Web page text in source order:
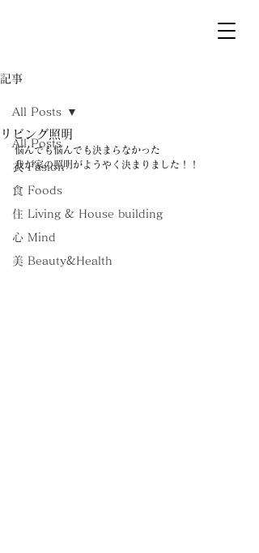
記事
All Posts
衣 Fasion
食 Foods
住 Living & House building
心 Mind
美 Beauty&Health
All Posts
リビング照明
悩んでも悩んでも決まらなかった
我が家の照明がようやく決まりました！！